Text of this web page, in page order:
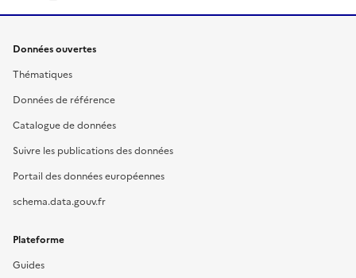
Données ouvertes
Thématiques
Données de référence
Catalogue de données
Suivre les publications des données
Portail des données européennes
schema.data.gouv.fr
Plateforme
Guides